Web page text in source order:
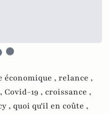
économique , relance ,
Covid-19 , croissance ,
, quoi qu'il en coûte ,